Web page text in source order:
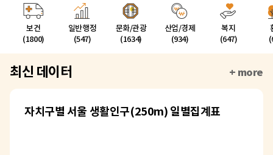
보건
(1800)
일반행정
(547)
문화/관광
(1634)
산업/경제
(934)
복지
(647)
최신 데이터 + more
자치구별 서울 생활인구(250m) 일별집계표